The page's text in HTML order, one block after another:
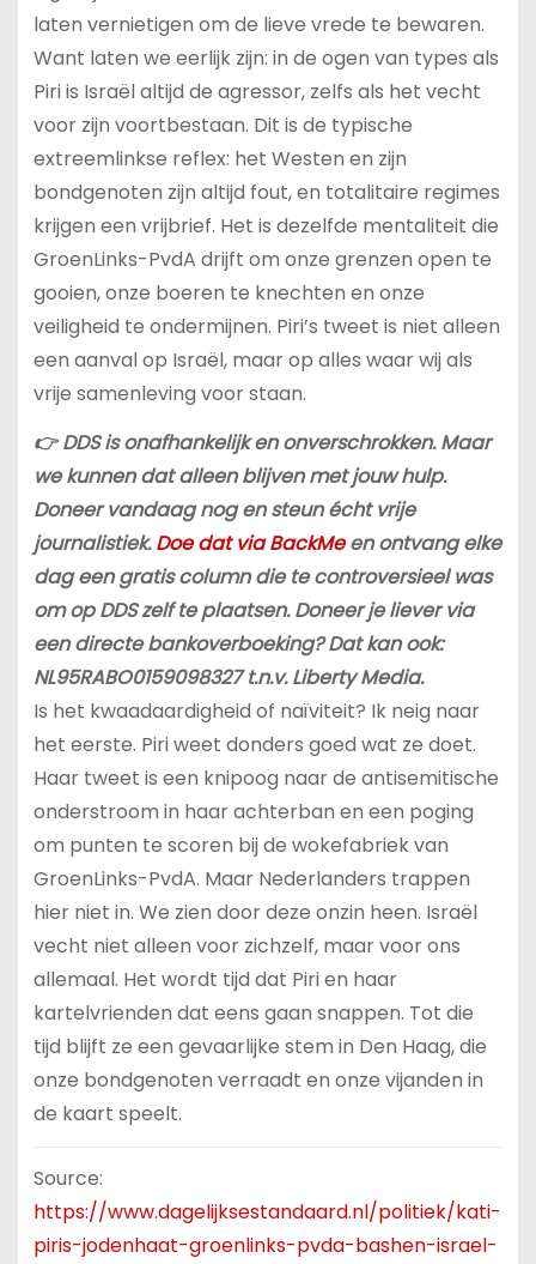
laten vernietigen om de lieve vrede te bewaren.
Want laten we eerlijk zijn: in de ogen van types als
Piri is Israël altijd de agressor, zelfs als het vecht
voor zijn voortbestaan. Dit is de typische
extreemlinkse reflex: het Westen en zijn
bondgenoten zijn altijd fout, en totalitaire regimes
krijgen een vrijbrief. Het is dezelfde mentaliteit die
GroenLinks-PvdA drijft om onze grenzen open te
gooien, onze boeren te knechten en onze
veiligheid te ondermijnen. Piri’s tweet is niet alleen
een aanval op Israël, maar op alles waar wij als
vrije samenleving voor staan.
👉 DDS is onafhankelijk en onverschrokken. Maar
we kunnen dat alleen blijven met jouw hulp.
Doneer vandaag nog en steun écht vrije
journalistiek.Doe dat via BackMeen ontvang elke
dag een gratis column die te controversieel was
om op DDS zelf te plaatsen. Doneer je liever via
een directe bankoverboeking? Dat kan ook:
NL95RABO0159098327 t.n.v. Liberty Media.
Is het kwaadaardigheid of naïviteit? Ik neig naar
het eerste. Piri weet donders goed wat ze doet.
Haar tweet is een knipoog naar de antisemitische
onderstroom in haar achterban en een poging
om punten te scoren bij de wokefabriek van
GroenLinks-PvdA. Maar Nederlanders trappen
hier niet in. We zien door deze onzin heen. Israël
vecht niet alleen voor zichzelf, maar voor ons
allemaal. Het wordt tijd dat Piri en haar
kartelvrienden dat eens gaan snappen. Tot die
tijd blijft ze een gevaarlijke stem in Den Haag, die
onze bondgenoten verraadt en onze vijanden in
de kaart speelt.
Source:
https://www.dagelijksestandaard.nl/politiek/kati-
piris-jodenhaat-groenlinks-pvda-bashen-israel-